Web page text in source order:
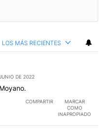
LOS MÁS RECIENTES
DE 2022
COMPARTIR
MARCAR
COMO
INAPROPIADO